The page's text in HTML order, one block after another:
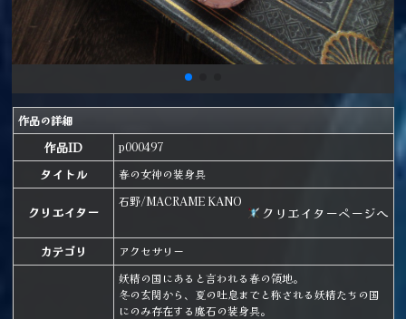
作品の詳細
作品ID p000497
タイトル 春の女神の装身具
クリエイター
石野/MACRAME KANO
クリエイターページへ
カテゴリ アクセサリー
妖精の国にあると言われる春の領地。
冬の玄関から、夏の吐息までと称される妖精たちの国
にのみ存在する魔石の装身具。